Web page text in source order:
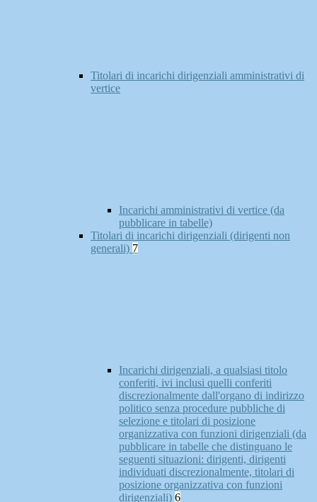
Titolari di incarichi dirigenziali amministrativi di
vertice
Incarichi amministrativi di vertice (da
pubblicare in tabelle)
Titolari di incarichi dirigenziali (dirigenti non
generali) 7
Incarichi dirigenziali, a qualsiasi titolo
conferiti, ivi inclusi quelli conferiti
discrezionalmente dall'organo di indirizzo
politico senza procedure pubbliche di
selezione e titolari di posizione
organizzativa con funzioni dirigenziali (da
pubblicare in tabelle che distinguano le
seguenti situazioni: dirigenti, dirigenti
individuati discrezionalmente, titolari di
posizione organizzativa con funzioni
dirigenziali) 6